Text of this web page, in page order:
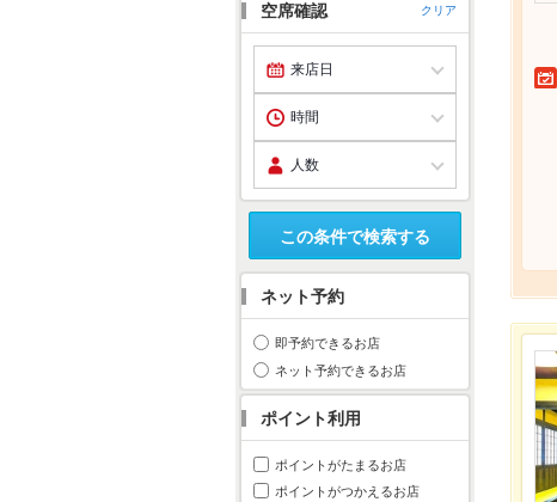
空席確認 クリア
この条件で検索する
ネット予約
即予約できるお店
ネット予約できるお店
ポイント利用
ポイントがたまるお店
ポイントがつかえるお店